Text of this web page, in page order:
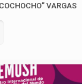
VARGAS